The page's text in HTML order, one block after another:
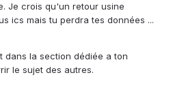
Je crois qu'un retour usine
ics mais tu perdra tes données ...
dans la section dédiée a ton
le sujet des autres.